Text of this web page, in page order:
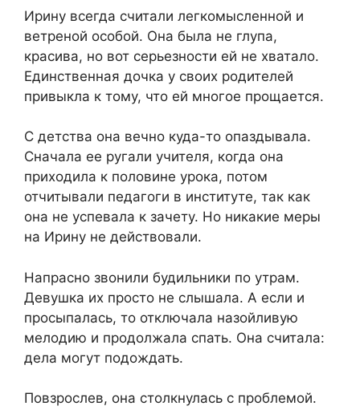
​Ирину всегда считали легкомысленной и
ветреной особой. Она была не глупа,
красива, но вот серьезности ей не хватало.
Единственная дочка у своих родителей
привыкла к тому, что ей многое прощается.​
​С детства она вечно куда-то опаздывала.
Сначала ее ругали учителя, когда она
приходила к половине урока, потом
отчитывали педагоги в институте, так как
она не успевала к зачету. Но никакие меры
на Ирину не действовали.​
​Напрасно звонили будильники по утрам.
Девушка их просто не слышала. А если и
просыпалась, то отключала назойливую
мелодию и продолжала спать. Она считала:
дела могут подождать.​
​Повзрослев, она столкнулась с проблемой.